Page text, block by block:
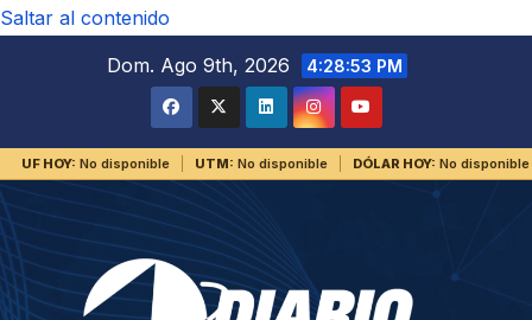
Saltar al contenido
Dom. Ago 9th, 2026
4:28:54 PM
UF HOY: No disponible UTM: No disponible DÓLAR HOY: No disponible